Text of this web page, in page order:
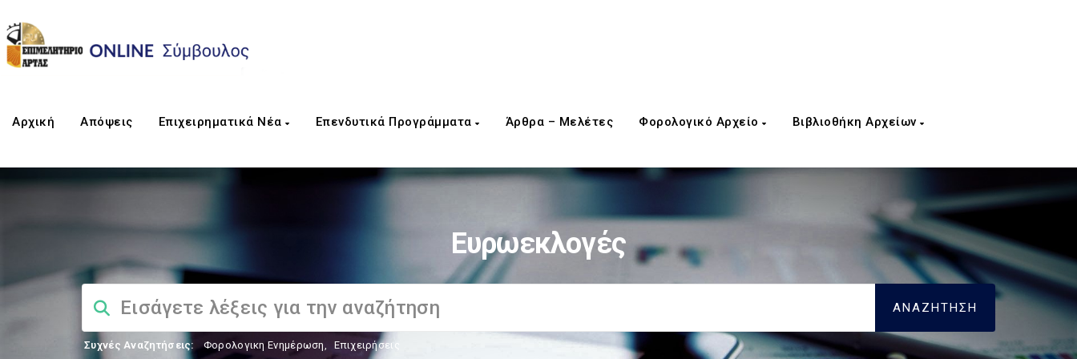
Αρχική Απόψεις Επιχειρηματικά Νέα Επενδυτικά Προγράμματα Άρθρα – Μελέτες Φορολογικό Αρχείο Βιβλιοθήκη Αρχείων
Ευρωεκλογές
Συχνές Αναζητήσεις: Φορολογικη Ενημέρωση, Επιχειρήσεις